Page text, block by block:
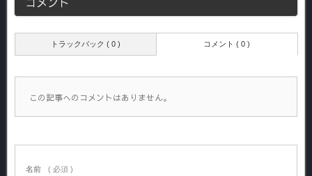
トラックバック ( 0 ) コメント ( 0 )
この記事へのコメントはありません。
名前 ( 必須 )